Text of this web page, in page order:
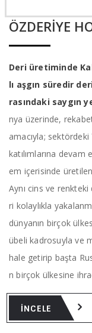
ÖZDERİYE
Deri üretiminde
lı aşgın süredir
rasındaki saygın
nya üzerinde,
amacıyla;
katılımlarına devam
em içerisinde
Aynı cins ve
ri kolaylıkla
dünyanın birçok
übeli kadrosuyla ve
hale getirip başta
n birçok ülkesine
İNCELE